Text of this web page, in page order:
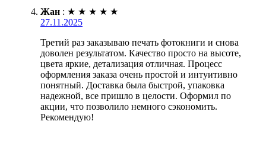
Жан : ★ ★ ★ ★ ★
27.11.2025
Третий раз заказываю печать фотокниги и снова
доволен результатом. Качество просто на высоте,
цвета яркие, детализация отличная. Процесс
оформления заказа очень простой и интуитивно
понятный. Доставка была быстрой, упаковка
надежной, все пришло в целости. Оформил по
акции, что позволило немного сэкономить.
Рекомендую!